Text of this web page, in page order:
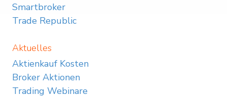
Smartbroker
Trade Republic
Aktuelles
Aktienkauf Kosten
Broker Aktionen
Trading Webinare